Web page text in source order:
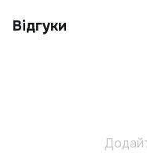
Відгуки